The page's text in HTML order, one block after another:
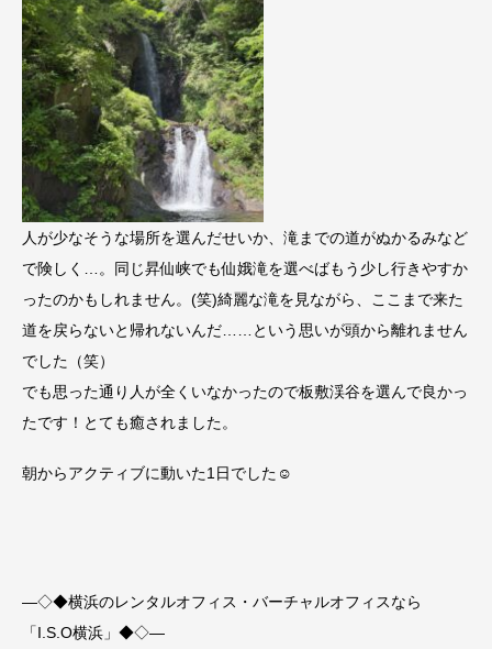
人が少なそうな場所を選んだせいか、滝までの道がぬかるみなど
で険しく…。同じ昇仙峡でも仙娥滝を選べばもう少し行きやすか
ったのかもしれません。(笑)綺麗な滝を見ながら、ここまで来た
道を戻らないと帰れないんだ……という思いが頭から離れません
でした（笑）
でも思った通り人が全くいなかったので板敷渓谷を選んで良かっ
たです！とても癒されました。
朝からアクティブに動いた1日でした☺
—◇◆横浜のレンタルオフィス・バーチャルオフィスなら
「I.S.O横浜」◆◇—